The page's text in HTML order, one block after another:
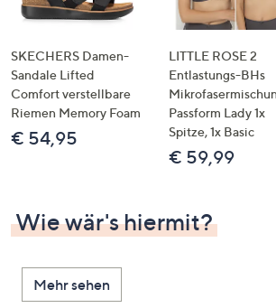
Geräten
links
bzw.
rechts,
um
diese
SKECHERS Damen-
Sandale Lifted
Comfort verstellbare
Riemen Memory Foam
€ 54,95
LITTLE ROSE 2
Entlastungs-BHs
Passform Lady 1x
Spitze, 1x Basic
€ 59,99
Wie wär's hiermit?
Mehr sehen